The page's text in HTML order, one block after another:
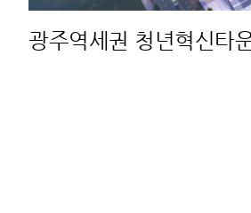
광주역세권 청년혁신타